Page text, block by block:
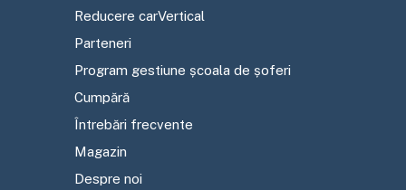
Reducere carVertical
Parteneri
Program gestiune școala de șoferi
Cumpără
Întrebări frecvente
Magazin
Despre noi